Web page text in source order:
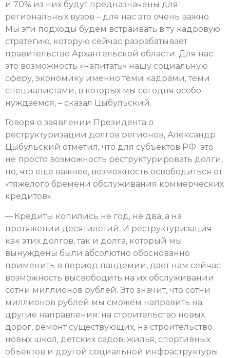
и 70% из них будут предназначены для
региональных вузов – для нас это очень важно.
Мы эти подходы будем встраивать в ту кадровую
стратегию, которую сейчас разрабатывает
правительство Архангельской области. Для нас
это возможность «напитать» нашу социальную
сферу, экономику именно теми кадрами, теми
специалистами, в которых мы сегодня особо
нуждаемся, – сказал Цыбульский.
Говоря о заявлении Президента о
реструктуризации долгов регионов, Александр
Цыбульский отметил, что для субъектов РФ это
не просто возможность реструктурировать долги,
но, что еще важнее, возможность освободиться от
«тяжелого бремени обслуживания коммерческих
кредитов».
— Кредиты копились не год, не два, а на
протяжении десятилетий. И реструктуризация
как этих долгов, так и долга, который мы
вынуждены были абсолютно обоснованно
применить в период пандемии, дает нам сейчас
возможность высвободить на их обслуживании
сотни миллионов рублей. Это значит, что сотни
миллионов рублей мы сможем направить на
другие направления: на строительство новых
дорог, ремонт существующих, на строительство
новых школ, детских садов, жилья, спортивных
объектов и другой социальной инфраструктуры.